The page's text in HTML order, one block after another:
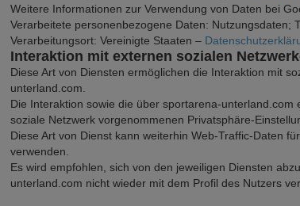
Weitere Informationen zur Verwendung von Daten bei
Verarbeitete personenbezogene Daten: Nutzungsdaten;
Verarbeitungsort: Vereinigte Staaten –
Interaktion mit externen sozialen
Diese Art von Diensten ermöglichen die Interaktion mit
unterland.com.
Die Interaktion sowie die über sportarena-
soziale Netzwerk vorgenommenen Privatsphäre-
Diese Art von Dienst kann weiterhin Web-Traffic-Daten
verwenden.
Es wird empfohlen, sich von den jeweiligen Diensten
unterland.com nicht wieder mit dem Profil des Nutzers